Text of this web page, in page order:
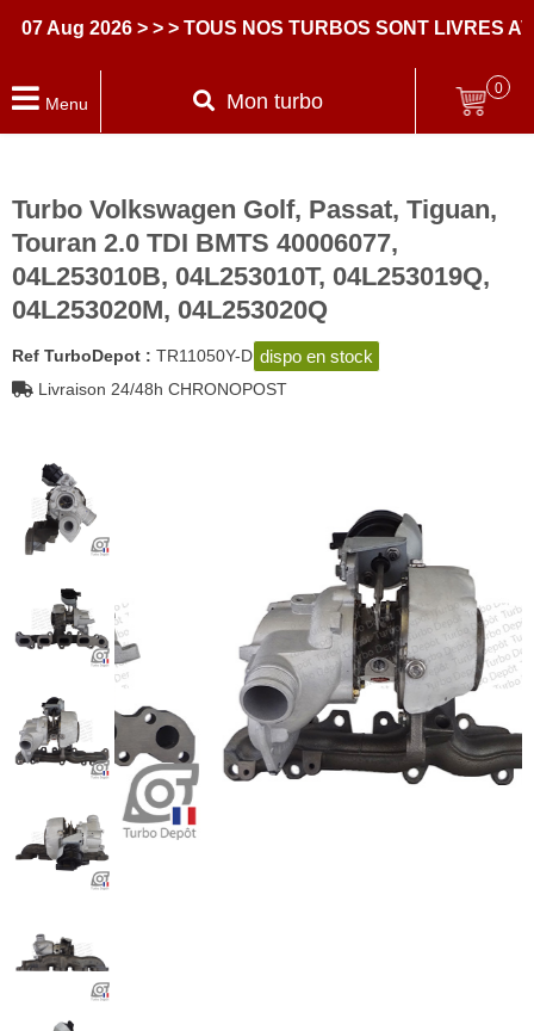
Aug 2026 > > > TOUS NOS TURBOS SONT LIVRES
Menu Mon turbo
0
Turbo Volkswagen Golf, Passat, Tiguan,
Touran 2.0 TDI BMTS 40006077,
04L253010B, 04L253010T, 04L253019Q,
04L253020M, 04L253020Q
Ref TurboDepot : TR11050Y-D dispo en stock
Livraison 24/48h CHRONOPOST